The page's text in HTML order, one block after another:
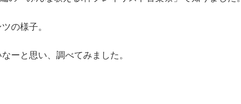
の様子。
ーと思い、調べてみました。